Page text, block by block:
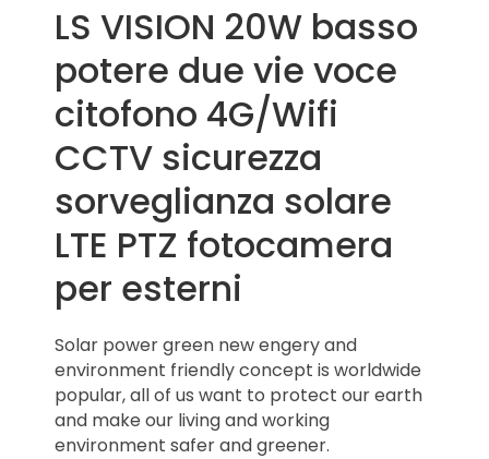
LS VISION 20W basso
potere due vie voce
citofono 4G/Wifi
CCTV sicurezza
sorveglianza solare
LTE PTZ fotocamera
per esterni
Solar power green new engery and
environment friendly concept is worldwide
popular, all of us want to protect our earth
and make our living and working
environment safer and greener.